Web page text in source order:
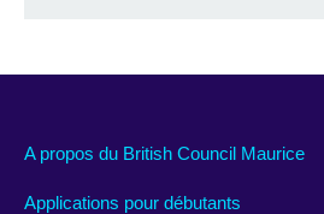
A propos du British Council Maurice
Applications pour débutants